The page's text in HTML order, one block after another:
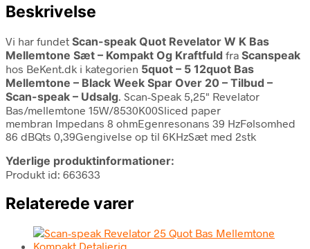
Beskrivelse
Vi har fundet Scan-speak Quot Revelator W K Bas
Mellemtone Sæt – Kompakt Og Kraftfuld fra Scanspeak
hos BeKent.dk i kategorien 5quot – 5 12quot Bas
Mellemtone – Black Week Spar Over 20 – Tilbud –
Scan-speak – Udsalg. Scan-Speak 5,25" Revelator
Bas/mellemtone 15W/8530K00Sliced paper
membran Impedans 8 ohmEgenresonans 39 HzFølsomhed
86 dBQts 0,39Gengivelse op til 6KHzSæt med 2stk
Yderlige produktinformationer:
Produkt id: 663633
Relaterede varer